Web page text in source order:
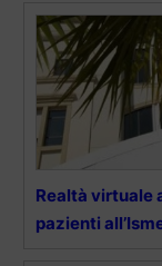
Realtà virtuale
pazienti